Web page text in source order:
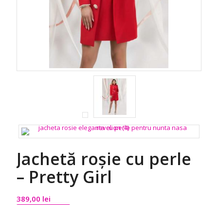
Jachetă roșie cu perle
– Pretty Girl
389,00 lei